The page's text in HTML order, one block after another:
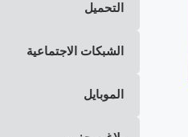
التحميل
الشبكات الاجتماعية
الموبايل